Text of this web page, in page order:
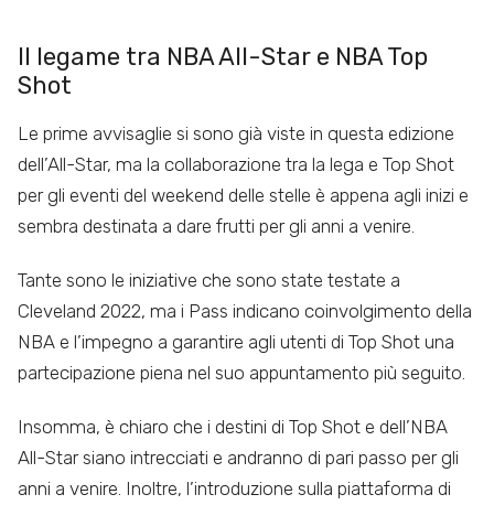
Il legame tra NBA All-Star e NBA Top
Shot
Le prime avvisaglie si sono già viste in questa edizione
dell’All-Star, ma la collaborazione tra la lega e Top Shot
per gli eventi del weekend delle stelle è appena agli inizi e
sembra destinata a dare frutti per gli anni a venire.
Tante sono le iniziative che sono state testate a
Cleveland 2022, ma i Pass indicano coinvolgimento della
NBA e l’impegno a garantire agli utenti di Top Shot una
partecipazione piena nel suo appuntamento più seguito.
Insomma, è chiaro che i destini di Top Shot e dell’NBA
All-Star siano intrecciati e andranno di pari passo per gli
anni a venire. Inoltre, l’introduzione sulla piattaforma di